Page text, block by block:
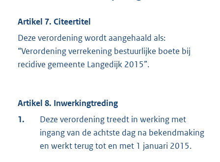
Artikel 7. Citeertitel
Deze verordening wordt aangehaald als:
“Verordening verrekening bestuurlijke boete bij
recidive gemeente Langedijk 2015”.
Artikel 8. Inwerkingtreding
1.
Deze verordening treedt in werking met
ingang van de achtste dag na bekendmaking
en werkt terug tot en met 1 januari 2015.